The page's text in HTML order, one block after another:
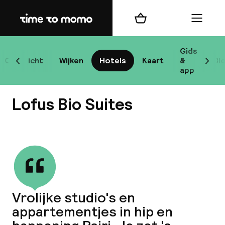
Home
Overzicht Wijken Hotels Kaart
Gids
&
app
Scroll naar links
Winkelmand Menu
Lofus Bio Suites
Vrolijke studio's en
appartementjes in hip en